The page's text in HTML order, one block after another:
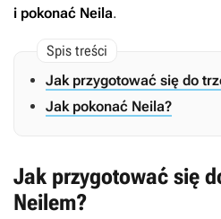
i pokonać Neila.
Jak przygotować się do
Jak pokonać Neila?
Jak przygotować się
Neilem?